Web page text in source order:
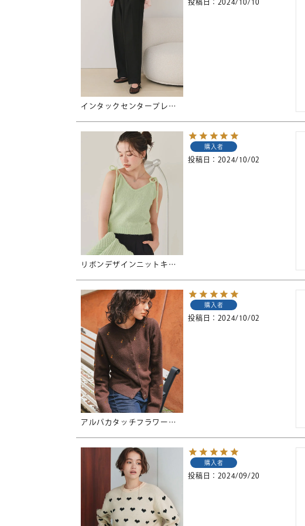
インタックセンタープレスワイドパンツ
投稿日 2024/10/10
リボンデザインニットキャミソール【メール便可／100】
購入者
投稿日 2024/10/02
アルパカタッチフラワー刺繍カーディガン
購入者
投稿日 2024/10/02
購入者
投稿日 2024/09/20